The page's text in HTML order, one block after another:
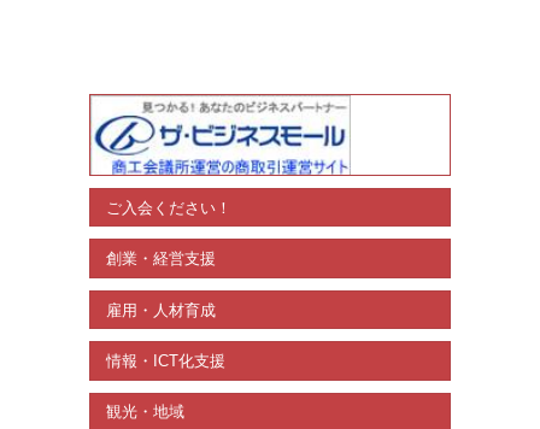
ご入会ください！
創業・経営支援
雇用・人材育成
情報・ICT化支援
観光・地域